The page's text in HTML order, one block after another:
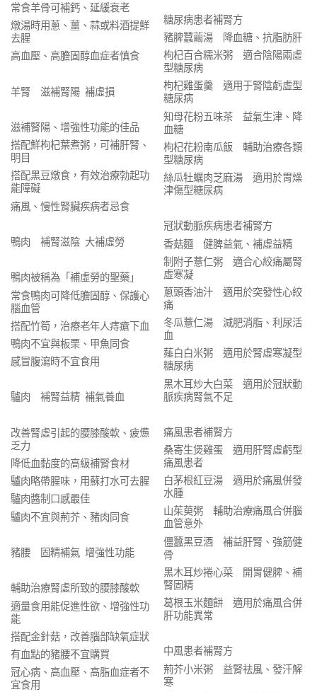
常食羊骨可補鈣、延緩衰老
燉湯時用蔥、薑、蒜或料酒提鮮
去腥
高血壓、高膽固醇血症者慎食
羊腎 滋補腎陽 補虛損
滋補腎陽、增強性功能的佳品
搭配鮮枸杞葉煮粥，可補肝腎、
明目
搭配黑豆燉食，有效治療勃起功
能障礙
痛風、慢性腎臟疾病者忌食
鴨肉 補腎滋陰 大補虛勞
鴨肉被稱為「補虛勞的聖藥」
常食鴨肉可降低膽固醇、保護心
腦血管
搭配竹筍，治療老年人痔瘡下血
鴨肉不宜與板栗、甲魚同食
感冒腹瀉時不宜食用
驢肉 補腎益精 補氣養血
改善腎虛引起的腰膝酸軟、疲憊
乏力
降低血黏度的高級補腎食材
驢肉略帶腥味，用蘇打水可去腥
驢肉醬制口感最佳
驢肉不宜與荊芥、豬肉同食
豬腰 固精補氣 增強性功能
輔助治療腎虛所致的腰膝酸軟
適量食用能促進性欲、增強性功
能
搭配金針菇，改善腦部缺氧症狀
有血點的豬腰不宜購買
冠心病、高血壓、高脂血症者不
宜食用
糖尿病患者補腎方
豬脾蠶繭湯 降血糖、抗脂肪肝
枸杞百合糯米粥 適合陰陽兩虛
型糖尿病
枸杞雞蛋羹 適用于腎陰虧虛型
糖尿病
知母花粉五味茶 益氣生津、降
血糖
枸杞花粉南瓜飯 輔助治療各類
型糖尿病
絲瓜牡蠣肉芝麻湯 適用於胃燥
津傷型糖尿病
冠狀動脈疾病患者補腎方
香菇麵 健脾益氣、補虛益精
制附子薏仁粥 適合心絞痛屬腎
虛寒凝
蔥頭香油汁 適用於突發性心絞
痛
冬瓜薏仁湯 減肥消脂、利尿活
血
薤白白米粥 適用於腎虛寒凝型
糖尿病
黑木耳炒大白菜 適用於冠狀動
脈疾病腎氣不足
痛風患者補腎方
桑寄生煲雞蛋 適用肝腎虛虧型
痛風患者
白茅根紅豆湯 適用於痛風併發
水腫
山茱萸粥 輔助治療痛風合併腦
血管意外
僵蠶黑豆酒 補益肝腎、強筋健
骨
黑木耳炒捲心菜 開胃健脾、補
腎固精
葛根玉米麵餅 適用於痛風合併
肝功能異常
中風患者補腎方
荊芥小米粥 益腎祛風、發汗解
寒